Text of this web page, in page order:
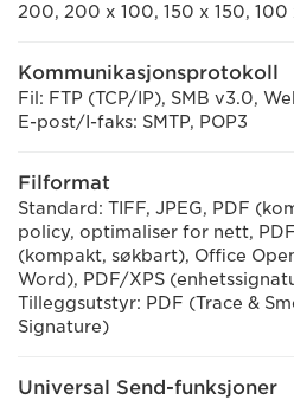
200, 200 x 100, 150 x 150, 100
Kommunikasjonsprotokoll
Fil: FTP (TCP/IP), SMB v3.0,
E-post/I-faks: SMTP, POP3
Filformat
Standard: TIFF, JPEG, PDF
policy, optimaliser for nett,
(kompakt, søkbart), Office
Word), PDF/XPS
Tilleggsutstyr: PDF (Trace &
Signature)
Universal Send-funksjoner